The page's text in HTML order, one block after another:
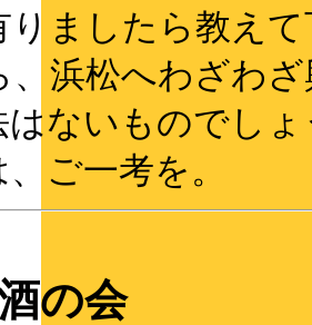
りましたら教え
、浜松へわざわ
はないものでし
ご一考を。
の会